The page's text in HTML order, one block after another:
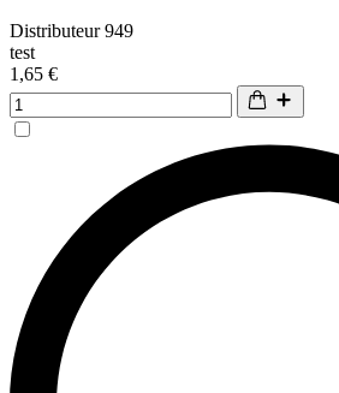
Distributeur 949
test
1,65 €